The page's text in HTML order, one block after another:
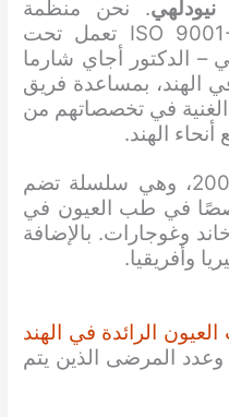
نيودلهي. نحن منظمة
مسجلة وفقًا لمعيار ISO 9001-2015 تعمل تحت
– الدكتور أجاي شارما
الهند، بمساعدة فريق
في تخصصاتهم من
الهند.
تأسست Eye-Q في عام 2007، وهي سلسلة تضم
متخصصًا في طب العيون في
وغوجارات. بالإضافة
وأفريقيا.
الرائدة في الهند
المرضى الذين يتم